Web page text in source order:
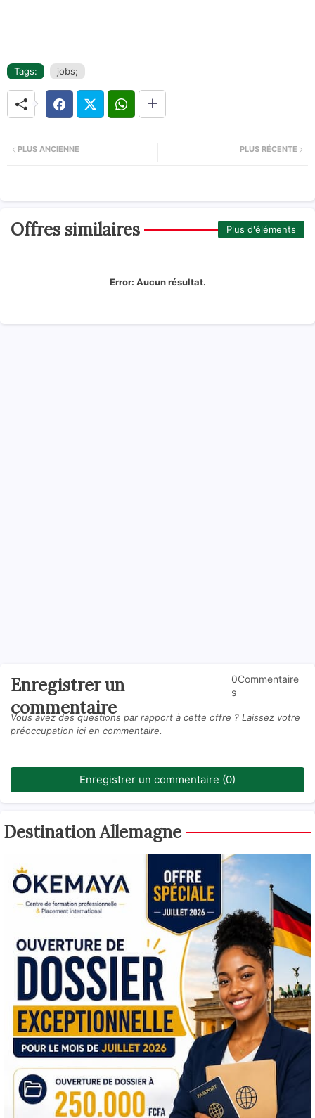
Tags: jobs;
PLUS RÉCENTE
PLUS ANCIENNE
Offres similaires Plus d'éléments
Error: Aucun résultat.
Enregistrer un
commentaire
0Commentaire
s
Vous avez des questions par rapport à cette offre ? Laissez votre
préoccupation ici en commentaire.
Enregistrer un commentaire (0)
Destination Allemagne